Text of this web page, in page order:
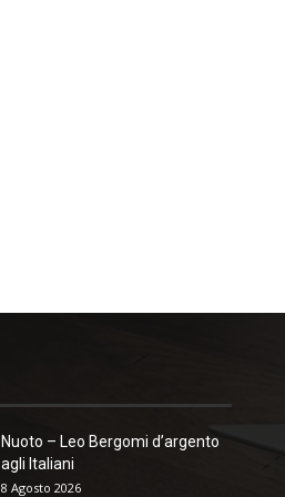
Nuoto – Leo Bergomi d’argento
agli Italiani
8 Agosto 2026